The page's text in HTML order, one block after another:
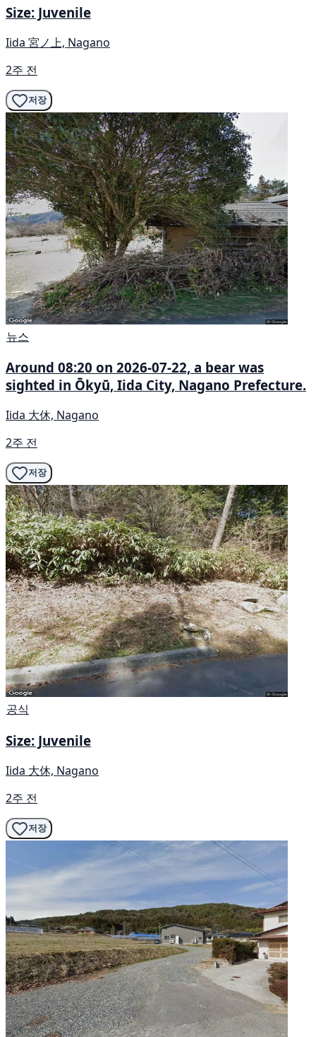
Size: Juvenile
Iida 宮ノ上, Nagano
2주 전
저장
뉴스
Around 08:20 on 2026-07-22, a bear was
sighted in Ōkyū, Iida City, Nagano Prefecture.
Iida 大休, Nagano
2주 전
저장
공식
Size: Juvenile
Iida 大休, Nagano
2주 전
저장